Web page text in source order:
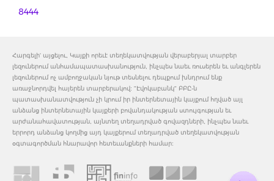
8444
Հարգելի' այցելու, Կայքի որեւէ տեղեկատվության վերաբերյալ տարբեր
լեզուներում անհամապատասխանություն, ինչպես նաեւ ռուսերեն եւ անգլերեն
լեզուներում ոչ ամբողջական նյութ տեսնելու դեպքում խնդրում ենք
առաջնորդվել հայերեն տարբերակով: "Էվոկաբանկ" ԲԲԸ-ն
պատասխանատվություն չի կրում իր ինտերնետային կայքում հղված այլ
անձանց ինտերնետային կայքերի բովանդակության ստույգության եւ
արժանահավատության, այնտեղ տեղադրված գովազդների, ինչպես նաեւ
երրորդ անձանց կողմից այդ կայքերում տեղադրված տեղեկատվության
օգտագործման հնարավոր հետեւանքների համար: